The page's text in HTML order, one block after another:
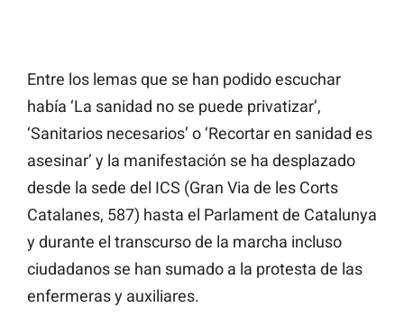
Entre los lemas que se han podido escuchar
había ‘La sanidad no se puede privatizar’,
‘Sanitarios necesarios’ o ‘Recortar en sanidad es
asesinar’ y la manifestación se ha desplazado
desde la sede del ICS (Gran Via de les Corts
Catalanes, 587) hasta el Parlament de Catalunya
y durante el transcurso de la marcha incluso
ciudadanos se han sumado a la protesta de las
enfermeras y auxiliares.